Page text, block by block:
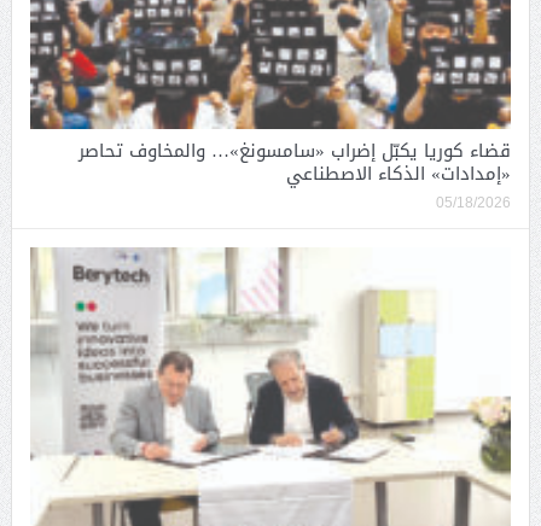
قضاء كوريا يكبّل إضراب «سامسونغ»… والمخاوف تحاصر
«إمدادات» الذكاء الاصطناعي
05/18/2026